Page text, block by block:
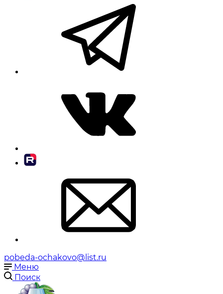
pobeda-ochakovo@list.ru
Меню
Поиск